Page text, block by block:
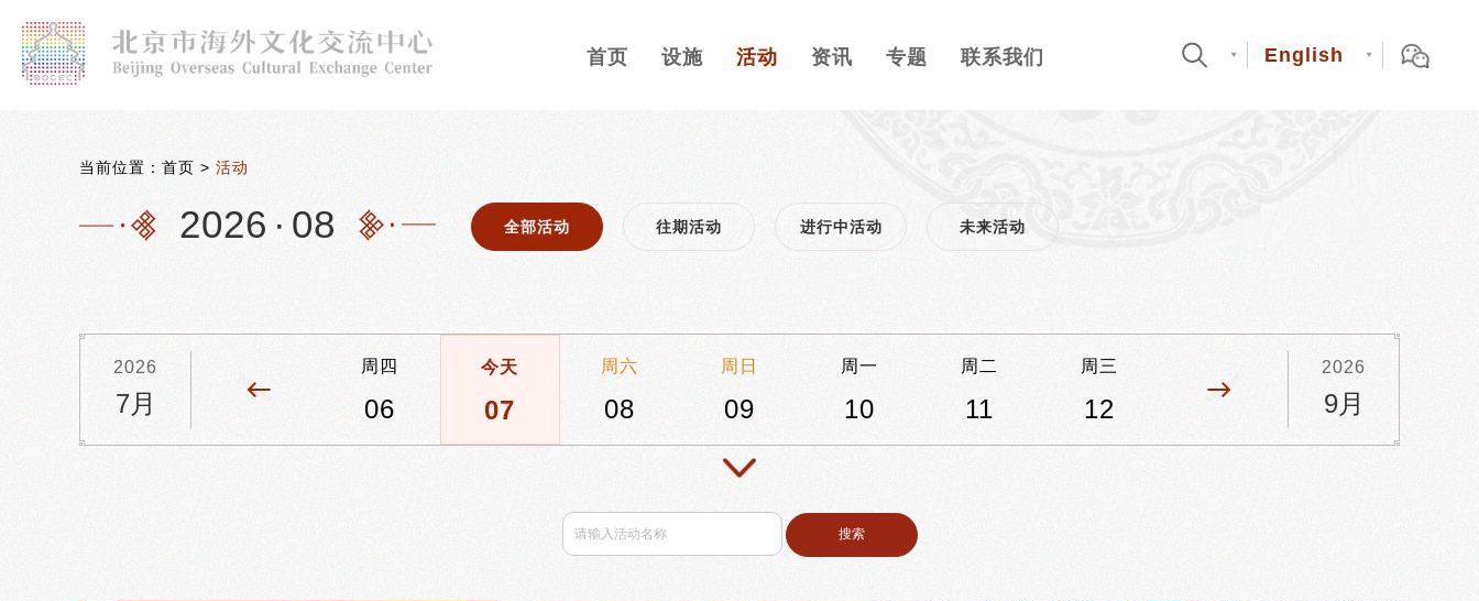
首页 设施 活动 资讯 专题 联系我们 English
当前位置： 首页 >活动
2026 ·08 全部活动 往期活动 进行中活动 未来活动
2026
7月
2026
9月
03
周二
04
周三
05
周四
06
今天
07
周六
08
周日
09
周一
10
周二
11
周三
12
周四
13
周五
14
周六
15
搜索